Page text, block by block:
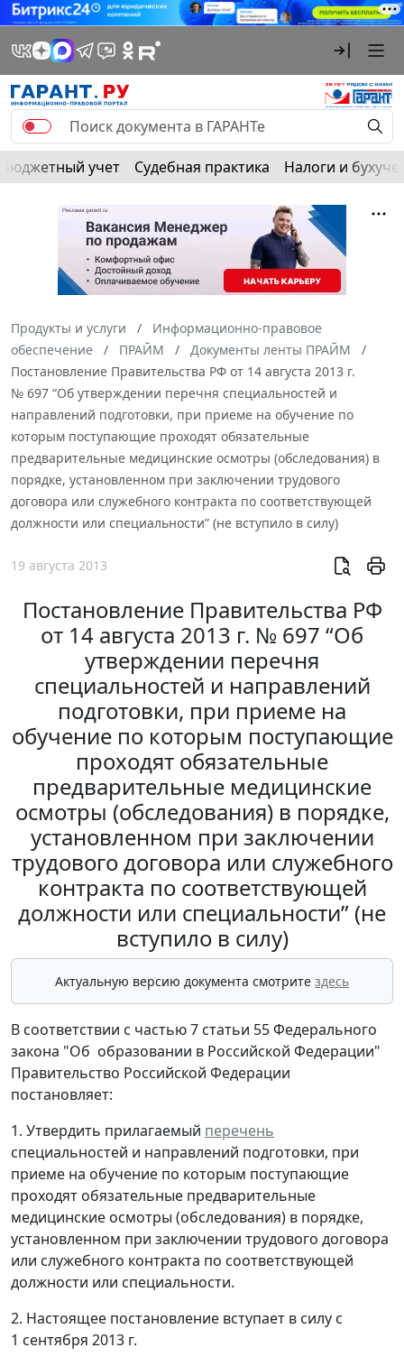
Бюджетный учет Судебная практика Налоги и
Продукты и услуги
Информационно-правовое
обеспечение
ПРАЙМ
Документы ленты ПРАЙМ
Постановление Правительства РФ от 14 августа 2013 г.
№ 697 “Об утверждении перечня специальностей и
направлений подготовки, при приеме на обучение по
которым поступающие проходят обязательные
предварительные медицинские осмотры (обследования) в
порядке, установленном при заключении трудового
договора или служебного контракта по соответствующей
должности или специальности” (не вступило в силу)
19 августа 2013
Постановление Правительства РФ
от 14 августа 2013 г. № 697 “Об
утверждении перечня
специальностей и направлений
подготовки, при приеме на
обучение по которым поступающие
проходят обязательные
предварительные медицинские
осмотры (обследования) в порядке,
установленном при заключении
трудового договора или служебного
контракта по соответствующей
должности или специальности” (не
вступило в силу)
Актуальную версию документа смотрите здесь
В соответствии с частью 7 статьи 55 Федерального
закона "Об образовании в Российской Федерации"
Правительство Российской Федерации
постановляет:
1. Утвердить прилагаемый перечень
специальностей и направлений подготовки, при
приеме на обучение по которым поступающие
проходят обязательные предварительные
медицинские осмотры (обследования) в порядке,
установленном при заключении трудового договора
или служебного контракта по соответствующей
должности или специальности.
2. Настоящее постановление вступает в силу с
1 сентября 2013 г.